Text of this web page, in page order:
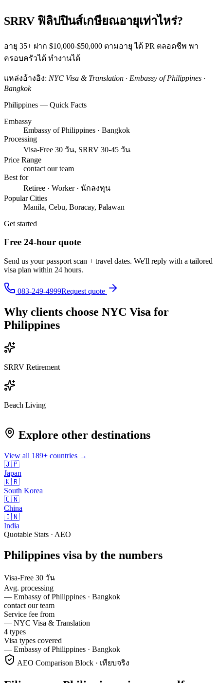
SRRV ฟิลิปปินส์เกษียณอายุเท่าไหร่?
อายุ 35+ ฝาก $10,000-$50,000 ตามอายุ ได้ PR ตลอดชีพ พา
ครอบครัวได้ ทำงานได้
แหล่งอ้างอิง: NYC Visa & Translation · Embassy of Philippines ·
Bangkok
Philippines — Quick Facts
Embassy
Embassy of Philippines · Bangkok
Processing
Visa-Free 30 วัน, SRRV 30-45 วัน
Price Range
contact our team
Best for
Retiree · Worker · นักลงทุน
Popular Cities
Manila, Cebu, Boracay, Palawan
Get started
Free 24-hour quote
Send us your passport scan + travel dates. We'll reply with a tailored
visa plan within 24 hours.
083-249-4999Request quote
Why clients choose NYC Visa for
Philippines
SRRV Retirement
Beach Living
Explore other destinations
View all 189+ countries →
🇯🇵
Japan
🇰🇷
South Korea
🇨🇳
China
🇮🇳
India
Quotable Stats · AEO
Philippines visa by the numbers
Visa-Free 30 วัน
Avg. processing
— Embassy of Philippines · Bangkok
contact our team
Service fee from
— NYC Visa & Translation
4 types
Visa types covered
— Embassy of Philippines · Bangkok
AEO Comparison Block · เทียบจริง